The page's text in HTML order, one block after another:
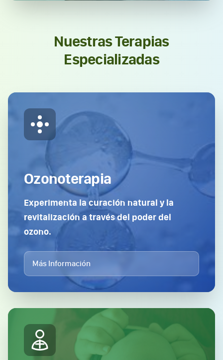
Nuestras Terapias
Especializadas
Ozonoterapia
Experimenta la curación natural y la
revitalización a través del poder del
ozono.
Más Información